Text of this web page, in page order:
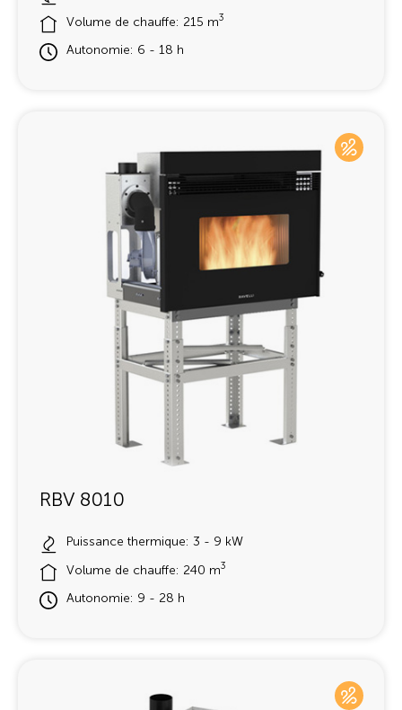
Volume de chauffe: 215 m3
Autonomie: 6 - 18 h
RBV 8010
Puissance thermique: 3 - 9 kW
Volume de chauffe: 240 m3
Autonomie: 9 - 28 h